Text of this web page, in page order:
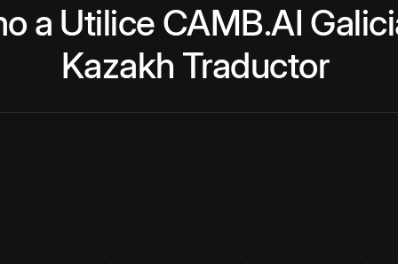
a Utilice CAMB.AI
Kazakh Traductor